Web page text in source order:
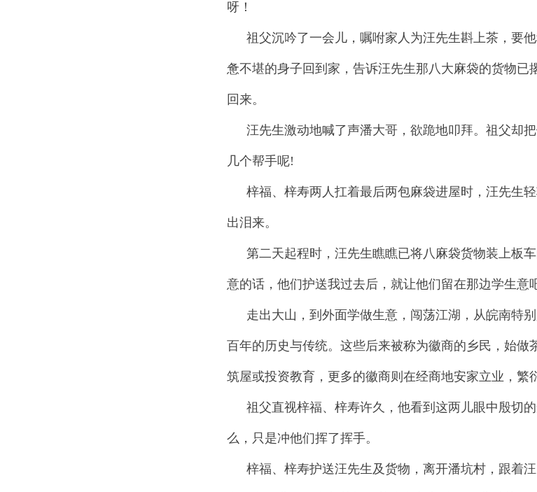
呀！
祖父沉吟了一会儿，嘱咐家人为汪先生斟上茶，要
惫不堪的身子回到家，告诉汪先生那八大麻袋的货物
回来。
汪先生激动地喊了声潘大哥，欲跪地叩拜。祖父却
几个帮手呢!
梓福、梓寿两人扛着最后两包麻袋进屋时，汪先生
出泪来。
第二天起程时，汪先生瞧瞧已将八麻袋货物装上板
意的话，他们护送我过去后，就让他们留在那边学生意
走出大山，到外面学做生意，闯荡江湖，从皖南特
百年的历史与传统。这些后来被称为徽商的乡民，始
筑屋或投资教育，更多的徽商则在经商地安家立业，繁
祖父直视梓福、梓寿许久，他看到这两儿眼中殷切
么，只是冲他们挥了挥手。
梓福、梓寿护送汪先生及货物，离开潘坑村，跟着